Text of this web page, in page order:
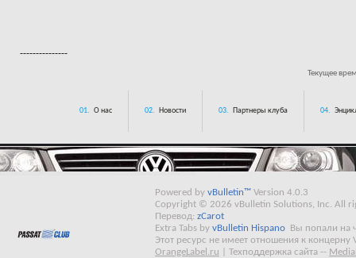
---------------
Текущее
01. О нас 02. Новости 03. Партнеры клуба 04.
Powered by vBulletin™ Version 4.0.3
Copyright © 2026 vBulletin Solutions, Inc. All
Перевод: zCarot
Extra Tabs by vBulletin Hispano
Вы попали на
Этот ресурс не имеет отношения к концерну
OrangeLabel.ru
Техподдержка сайта --